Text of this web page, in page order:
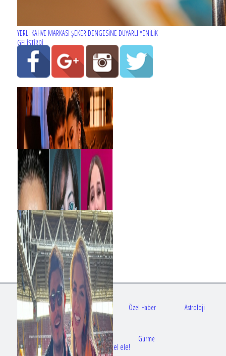
YERLİ KAHVE MARKASI ŞEKER DENGESİNE DUYARLI YENİLİK
GELİŞTİRDİ
Bir dizi aşkı daha gerçek oldu: Sette el ele!
Gündem Sağlık Özel Haber Astroloji
Doktorlar Gurme